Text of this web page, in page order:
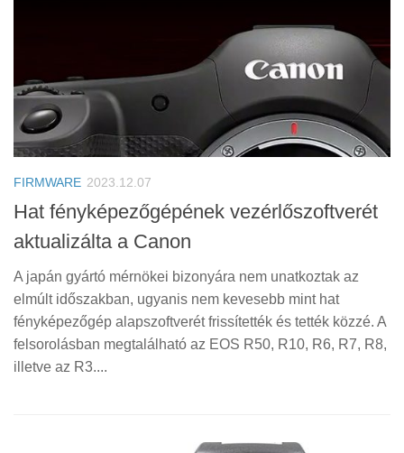
FIRMWARE 2023.12.07
Hat fényképezőgépének vezérlőszoftverét
aktualizálta a Canon
A japán gyártó mérnökei bizonyára nem unatkoztak az
elmúlt időszakban, ugyanis nem kevesebb mint hat
fényképezőgép alapszoftverét frissítették és tették közzé. A
felsorolásban megtalálható az EOS R50, R10, R6, R7, R8,
illetve az R3....